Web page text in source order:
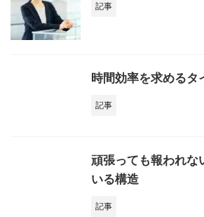
記事
時間効率を求めるタ
記事
頑張っても報われな
いる構造
記事